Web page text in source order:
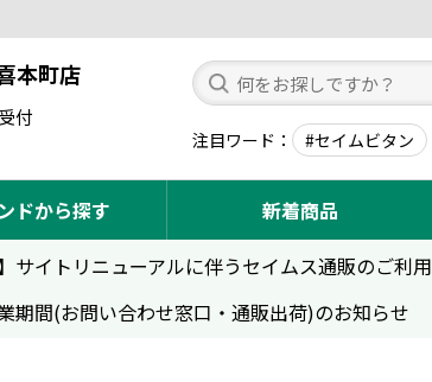
本町店
付
注目ワード #セイムビタン
ドから探す
新着商品
】サイトリニューアルに伴うセイムス通販のご利
期間(お問い合わせ窓口・通販出荷)のお知らせ